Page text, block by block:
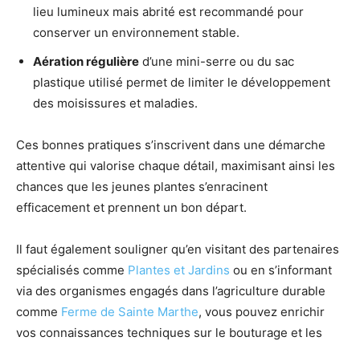
lieu lumineux mais abrité est recommandé pour
conserver un environnement stable.
Aération régulière d’une mini-serre ou du sac
plastique utilisé permet de limiter le développement
des moisissures et maladies.
Ces bonnes pratiques s’inscrivent dans une démarche
attentive qui valorise chaque détail, maximisant ainsi les
chances que les jeunes plantes s’enracinent
efficacement et prennent un bon départ.
Il faut également souligner qu’en visitant des partenaires
spécialisés comme Plantes et Jardins ou en s’informant
via des organismes engagés dans l’agriculture durable
comme Ferme de Sainte Marthe, vous pouvez enrichir
vos connaissances techniques sur le bouturage et les